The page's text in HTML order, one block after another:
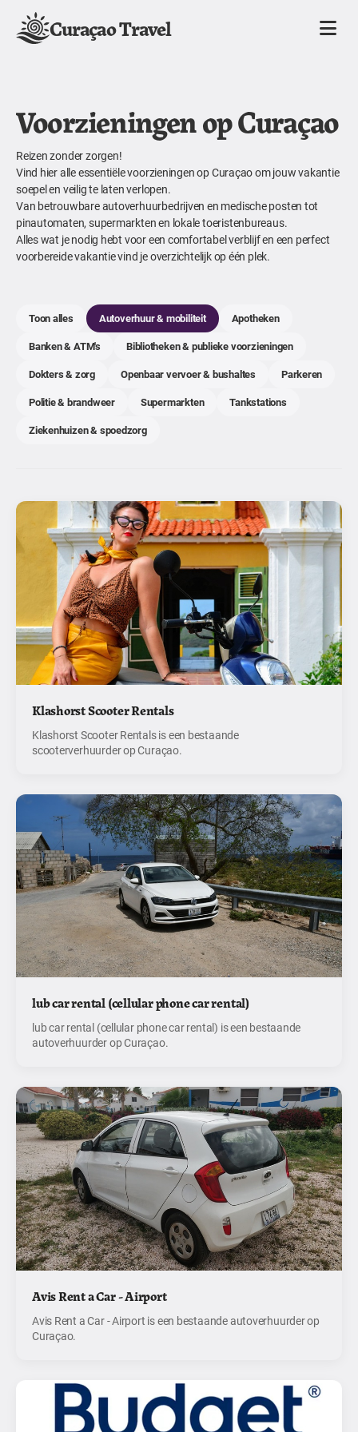
Curaçao Travel
Voorzieningen op Curaçao
Reizen zonder zorgen!
Vind hier alle essentiële voorzieningen op Curaçao om jouw vakantie
soepel en veilig te laten verlopen.
Van betrouwbare autoverhuurbedrijven en medische posten tot
pinautomaten, supermarkten en lokale toeristenbureaus.
Alles wat je nodig hebt voor een comfortabel verblijf en een perfect
voorbereide vakantie vind je overzichtelijk op één plek.
Toon alles Autoverhuur & mobiliteit
Apotheken
Banken & ATM's
Bibliotheken & publieke voorzieningen
Dokters & zorg
Openbaar vervoer & bushaltes
Parkeren
Politie & brandweer
Supermarkten
Tankstations
Ziekenhuizen & spoedzorg
Klashorst Scooter Rentals
Klashorst Scooter Rentals is een bestaande
scooterverhuurder op Curaçao.
lub car rental (cellular phone car rental)
lub car rental (cellular phone car rental) is een bestaande
autoverhuurder op Curaçao.
Avis Rent a Car - Airport
Avis Rent a Car - Airport is een bestaande autoverhuurder op
Curaçao.